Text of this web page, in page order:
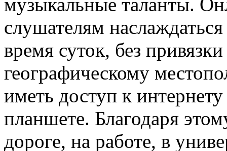
слушателям
время суток, без
географическому
иметь доступ к
планшете. Благодаря
дороге, на работе, в